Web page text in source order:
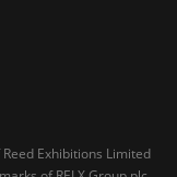
Exhibitions Limited